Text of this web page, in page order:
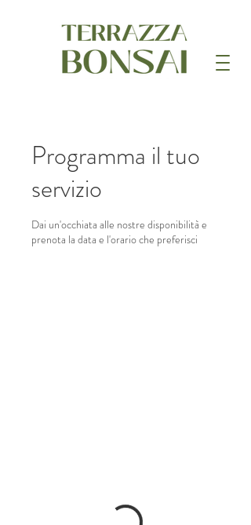
Programma il tuo
servizio
Dai un'occhiata alle nostre disponibilità e
prenota la data e l'orario che preferisci